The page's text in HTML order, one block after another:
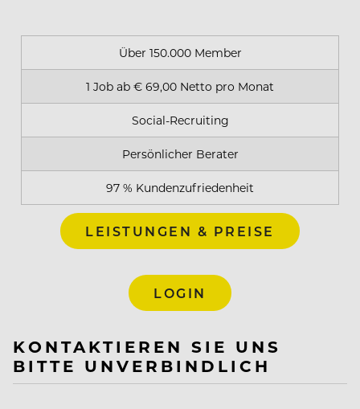
Über 150.000 Member
1 Job ab € 69,00 Netto pro Monat
Social-Recruiting
Persönlicher Berater
97 % Kundenzufriedenheit
LEISTUNGEN & PREISE
LOGIN
KONTAKTIEREN SIE UNS
BITTE UNVERBINDLICH